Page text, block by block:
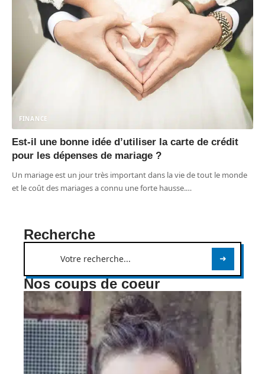
FINANCE
Est-il une bonne idée d’utiliser la carte de crédit
pour les dépenses de mariage ?
Un mariage est un jour très important dans la vie de tout le monde
et le coût des mariages a connu une forte hausse.…
Recherche
Nos coups de coeur